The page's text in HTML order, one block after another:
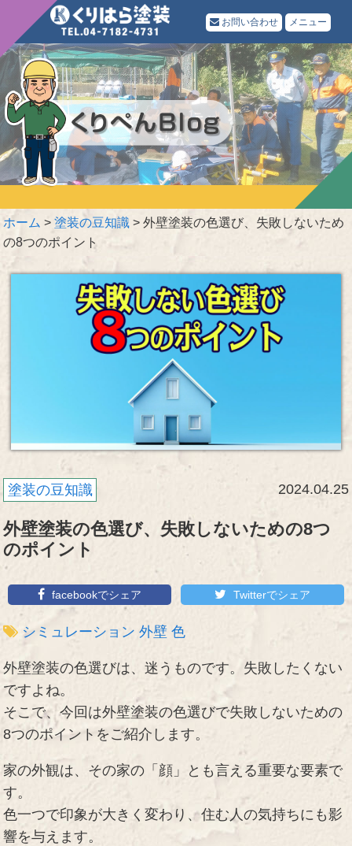
お問い合わせ メニュー
ホーム >塗装の豆知識 >外壁塗装の色選び、失敗しないため
の8つのポイント
塗装の豆知識 2024.04.25
外壁塗装の色選び、失敗しないための8つ
のポイント
facebookでシェア Twitterでシェア
シミュレーション 外壁 色
外壁塗装の色選びは、迷うものです。失敗したくない
ですよね。
そこで、今回は外壁塗装の色選びで失敗しないための
8つのポイントをご紹介します。
家の外観は、その家の「顔」とも言える重要な要素で
す。
色一つで印象が大きく変わり、住む人の気持ちにも影
響を与えます。